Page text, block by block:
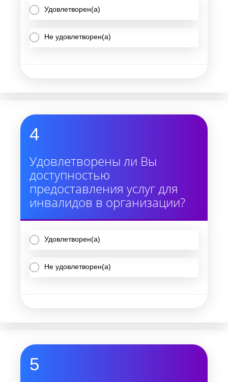
Удовлетворен(а)
Не удовлетворен(а)
4
Удовлетворены ли Вы
доступностью
предоставления услуг для
инвалидов в организации?
Удовлетворен(а)
Не удовлетворен(а)
5